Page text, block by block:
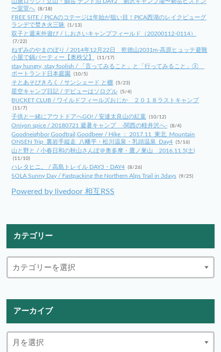
〜室堂へ (8/18)
FREE SITE / PICAのコテージは年始が狙い目！PICA西湖のレイクビューグ
ランデで焚き火三昧
(1/13)
双子と週末外遊び / しおさいキャンプフィールド（20200112-0114）
(7/22)
ねずみのやまのぼり / 2014年12月22日 乾徳山2031m-高原ヒュッテ避難
小屋で鍋パーティー【奥秩父】
(11/17)
stay hungry, stay foolish / 「言ってみること」と「行ってみること」②
ポートランド日本庭園
(10/5)
そとあそびきろく / サンシェード と棚 (5/23)
星空キャンプ日記 / デビューはソログル (5/4)
BUCKET CLUB / ワイルドフィールズおじか ２０１８ラストキャンプ
(11/7)
子供と一緒にアウトドアへGO! / 安達太良山の紅葉 (10/12)
Oniyon spice / 20180721 避暑キャンプ -関西の軽井沢へ- (8/4)
Goodneighbor,Goodtrail,Goodbeer / Hike ： 2017.11_東北_Mountain
ONSEN Trip_裏岩手縦走_八幡平・松川温泉・乳頭温泉_Day4 (5/16)
山と野と / 小春日和の秋山さんぽ＠奥多摩・鷹ノ巣山 2016.11.5(土)
(11/10)
ハレタヒニ。 / 高島トレイル DAY3・DAY4 (8/26)
SOLA Sunny Day / Fastpacking the Northern Alps Trail in 3days (9/25)
Powered by livedoor 相互RSS
カテゴリー
アーカイブ